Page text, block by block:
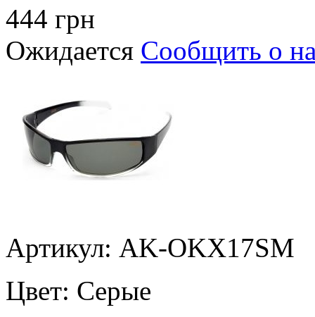
444 грн
Ожидается Сообщить о
Артикул: AK-OKX17SM
Цвет: Серые